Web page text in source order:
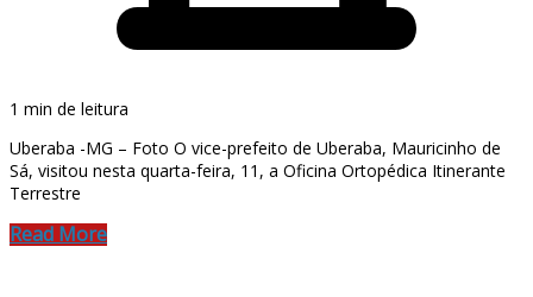
1 min de leitura
Uberaba -MG – Foto O vice-prefeito de Uberaba, Mauricinho de
Sá, visitou nesta quarta-feira, 11, a Oficina Ortopédica Itinerante
Terrestre
Read More